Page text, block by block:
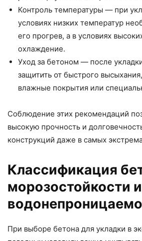
Контроль температуры — при
условиях низких температур
его прогрев, а в условиях
охлаждение.
Уход за бетоном — после
защитить от быстрого
влажные покрытия или
Соблюдение этих рекомендаций
высокую прочность и
конструкций даже в самых
Классификация
морозостойкости и
При выборе бетона для укладки в